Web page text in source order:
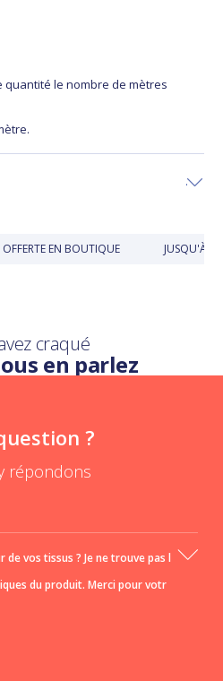
le nombre de mètres
OFFERTE EN BOUTIQUE JUSQU'À
craqué
en parlez
?
répondons
vos tissus ? Je ne trouve pas l
du produit. Merci pour votr